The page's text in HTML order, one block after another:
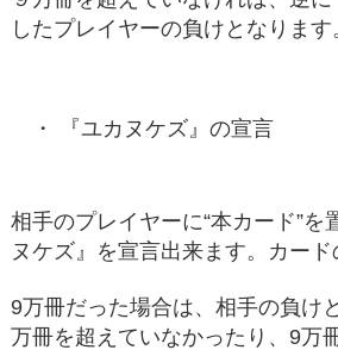
したプレイヤーの負けとなります
『ユカヌケズ』の宣言
相手のプレイヤーに“本カード”を
ヌケズ』を宣言出来ます。カー
9万冊だった場合は、相手の負け
万冊を超えていなかったり、9万